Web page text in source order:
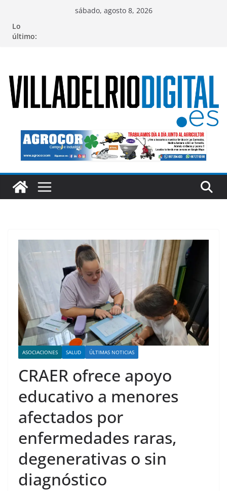
contenido
sábado, agosto 8, 2026
Lo
último:
ASOCIACIONES SALUD ÚLTIMAS NOTICIAS
CRAER ofrece apoyo
educativo a menores
afectados por
enfermedades raras,
degenerativas o sin
diagnóstico